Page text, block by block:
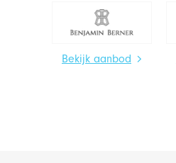
Bekijk aanbod